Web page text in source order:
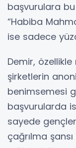
başvurulara
“Habiba
ise sadece
Demir,
şirketlerin
benimsemesi
başvurularda
sayede
çağrılma